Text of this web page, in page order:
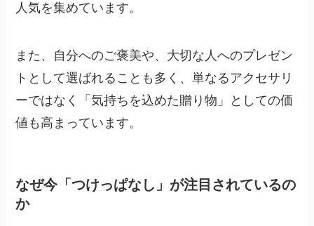
人気を集めています。
また、自分へのご褒美や、大切な人へのプレゼン
トとして選ばれることも多く、単なるアクセサリ
ーではなく「気持ちを込めた贈り物」としての価
値も高まっています。
なぜ今「つけっぱなし」が注目されているの
か